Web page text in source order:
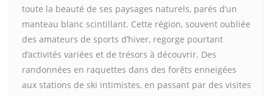
toute la beauté de ses paysages naturels, parés d’un
manteau blanc scintillant. Cette région, souvent oubliée
des amateurs de sports d’hiver, regorge pourtant
d’activités variées et de trésors à découvrir. Des
randonnées en raquettes dans des forêts enneigées
aux stations de ski intimistes, en passant par des visites